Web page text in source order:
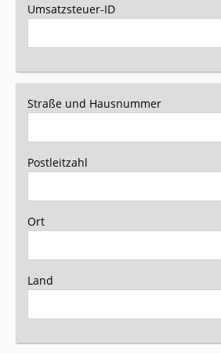
Umsatzsteuer-ID
Straße und Hausnummer
Postleitzahl
Ort
Land